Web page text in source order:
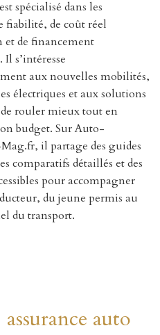
spécialisé dans les
fiabilité, de coût réel
et de financement
s’intéresse
aux nouvelles mobilités,
électriques et aux solutions
rouler mieux tout en
budget. Sur Auto-
il partage des guides
comparatifs détaillés et des
pour accompagner
du jeune permis au
du transport.
assurance auto